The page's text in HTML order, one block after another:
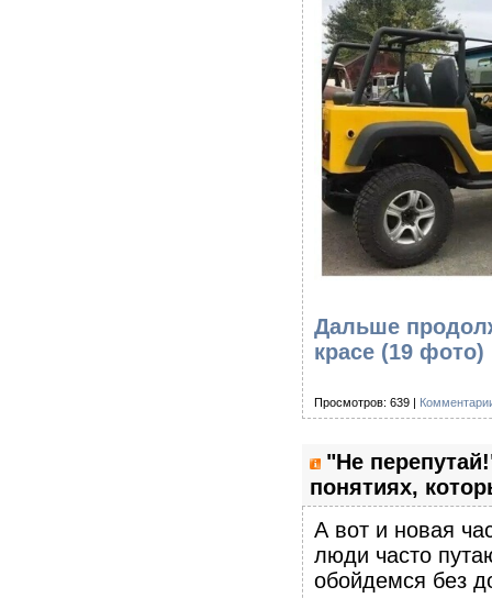
Дальше
красе (19 фото)
Просмотров: 639 |
"Не
понятиях,
А вот и новая
люди часто
обойдемся без